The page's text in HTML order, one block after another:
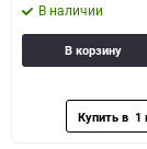
В наличии
В корзину